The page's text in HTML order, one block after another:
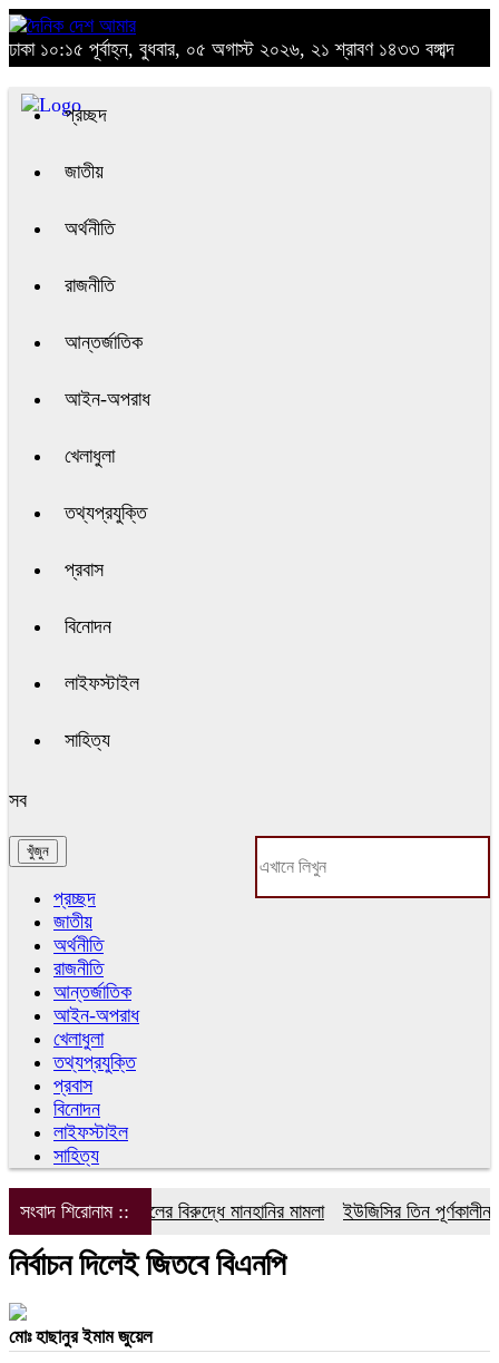
ঢাকা ১০:১৫ পূর্বাহ্ন, বুধবার, ০৫ অগাস্ট ২০২৬, ২১ শ্রাবণ ১৪৩৩ বঙ্গাব্দ
প্রচ্ছদ
জাতীয়
অর্থনীতি
রাজনীতি
আন্তর্জাতিক
আইন-অপরাধ
খেলাধুলা
তথ্যপ্রযুক্তি
প্রবাস
বিনোদন
লাইফস্টাইল
সাহিত্য
সব
প্রচ্ছদ
জাতীয়
অর্থনীতি
রাজনীতি
আন্তর্জাতিক
আইন-অপরাধ
খেলাধুলা
তথ্যপ্রযুক্তি
প্রবাস
বিনোদন
লাইফস্টাইল
সাহিত্য
সংবাদ শিরোনাম ::
ডিপজলের বিরুদ্ধে মানহানির মামলা ইউজিসির তিন পূর্ণকালীন
নির্বাচন দিলেই জিতবে বিএনপি
মোঃ হাছানুর ইমাম জুয়েল